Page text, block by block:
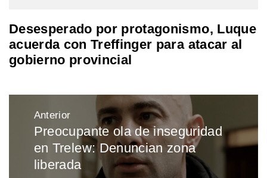
Desesperado por protagonismo, Luque
acuerda con Treffinger para atacar al
gobierno provincial
entradas
Anterior
Entrada
anterior:
Preocupante ola de inseguridad
en Trelew: Denuncian zona
liberada